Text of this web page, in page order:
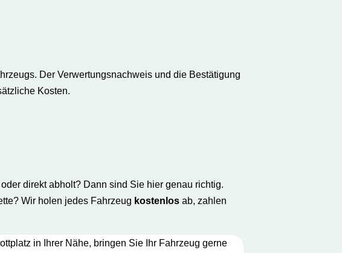
Der Verwertungsnachweis und die Bestätigung
Kosten.
direkt abholt? Dann sind Sie hier genau richtig.
Wir holen jedes Fahrzeug kostenlos ab, zahlen
in Ihrer Nähe, bringen Sie Ihr Fahrzeug gerne